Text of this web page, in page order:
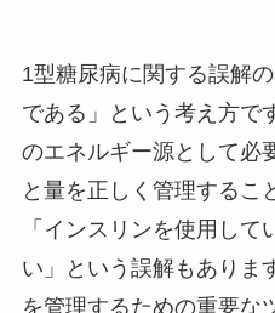
1型糖尿病に関する誤解
である」という考え方で
のエネルギー源として必
と量を正しく管理するこ
「インスリンを使用し
い」という誤解もありま
を管理するための重要な